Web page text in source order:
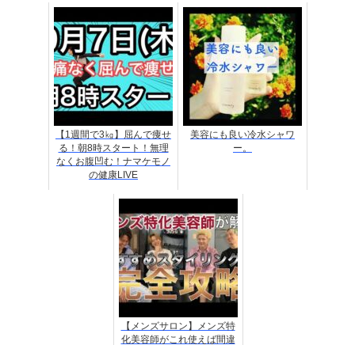
【1週間で3㎏】屈んで痩せ
る！朝8時スタート！無理
なくお腹凹む！ナマケモノ
の健康LIVE
美容にも良い冷水シャワ
ー。
【メンズサロン】メンズ特
化美容師がこれ使えば間違